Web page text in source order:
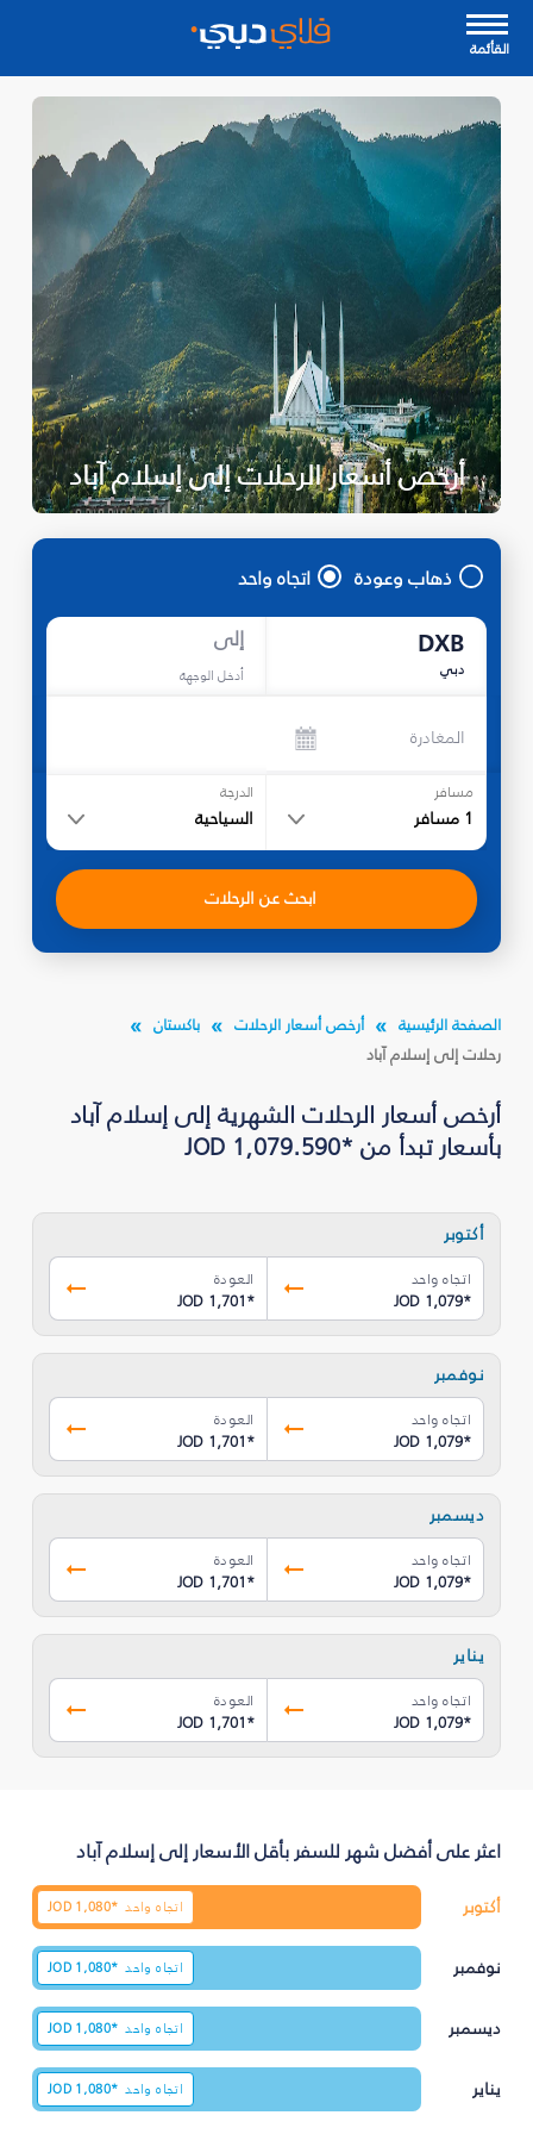
القأئمة
أرخص أسعار الرحلات إلى إسلام آباد
ذهاب وعودة اتجاه واحد
DXB
دبي
إلى
أدخل الوجهة
المغادرة
مسافر
1 مسافر
الدرجة
السياحية
ابحث عن الرحلات
الصفحة الرئيسية أرخص أسعار الرحلات
باكستان
رحلات إلى إسلام آباد
أرخص أسعار الرحلات الشهرية إلى إسلام آباد
بأسعار تبدأ من *JOD 1,079.590
أكتوبر
اتجاه واحد
JOD 1,079*
العودة
JOD 1,701*
نوفمبر
اتجاه واحد
JOD 1,079*
العودة
JOD 1,701*
ديسمبر
اتجاه واحد
JOD 1,079*
العودة
JOD 1,701*
يناير
اتجاه واحد
JOD 1,079*
العودة
JOD 1,701*
اعثر على أفضل شهر للسفر بأقل الأسعار إلى إسلام آباد
أكتوبر اتجاه واحد JOD 1,080*
نوفمبر اتجاه واحد JOD 1,080*
ديسمبر اتجاه واحد JOD 1,080*
يناير اتجاه واحد JOD 1,080*